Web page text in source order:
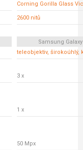
Corning Gorilla Glass
2600 nitů
Samsung Galaxy
teleobjektiv, širokoúhlý,
3 x
1 x
50 Mpx